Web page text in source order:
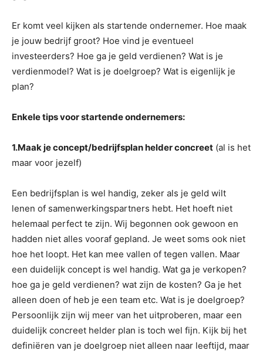
Er komt veel kijken als startende ondernemer. Hoe maak
je jouw bedrijf groot? Hoe vind je eventueel
investeerders? Hoe ga je geld verdienen? Wat is je
verdienmodel? Wat is je doelgroep? Wat is eigenlijk je
plan?
Enkele tips voor startende ondernemers:
1.Maak je concept/bedrijfsplan helder concreet (al is het
maar voor jezelf)
Een bedrijfsplan is wel handig, zeker als je geld wilt
lenen of samenwerkingspartners hebt. Het hoeft niet
helemaal perfect te zijn. Wij begonnen ook gewoon en
hadden niet alles vooraf gepland. Je weet soms ook niet
hoe het loopt. Het kan mee vallen of tegen vallen. Maar
een duidelijk concept is wel handig. Wat ga je verkopen?
hoe ga je geld verdienen? wat zijn de kosten? Ga je het
alleen doen of heb je een team etc. Wat is je doelgroep?
Persoonlijk zijn wij meer van het uitproberen, maar een
duidelijk concreet helder plan is toch wel fijn. Kijk bij het
definiëren van je doelgroep niet alleen naar leeftijd, maar